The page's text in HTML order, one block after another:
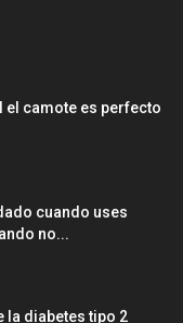
el camote es perfecto
cuando uses
no...
la diabetes tipo 2